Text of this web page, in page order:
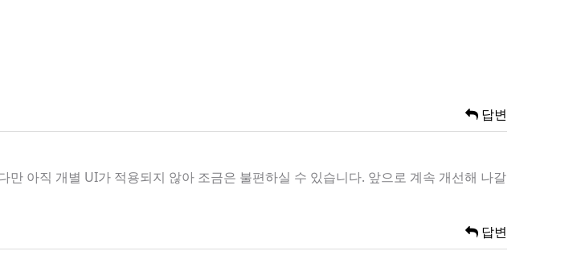
답변
아직 개별 UI가 적용되지 않아 조금은 불편하실 수 있습니다. 앞으로 계속 개선해 나갈
답변